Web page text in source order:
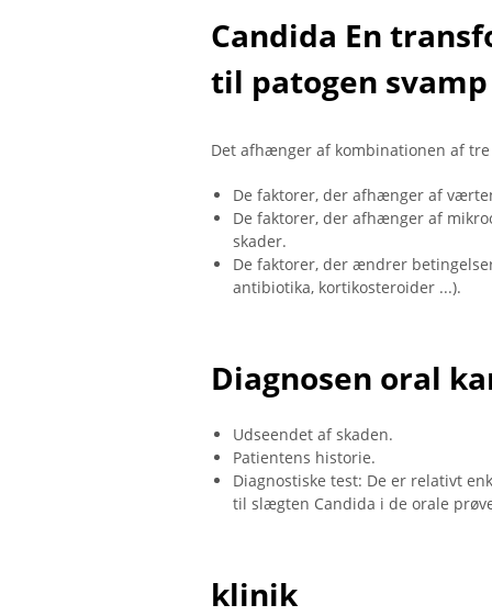
Candida En
til patogen svamp
Det afhænger af kombinationen af
De faktorer, der afhænger af
De faktorer, der afhænger af
skader.
De faktorer, der ændrer
antibiotika, kortikosteroider ...).
Diagnosen oral
Udseendet af skaden.
Patientens historie.
Diagnostiske test: De er relativt
til slægten Candida i de orale
klinik